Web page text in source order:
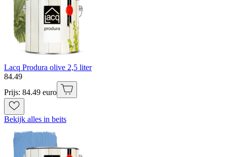
Lacq Produra olive 2,5 liter
84.49
Prijs: 84.49 euro
Bekijk alles in beits